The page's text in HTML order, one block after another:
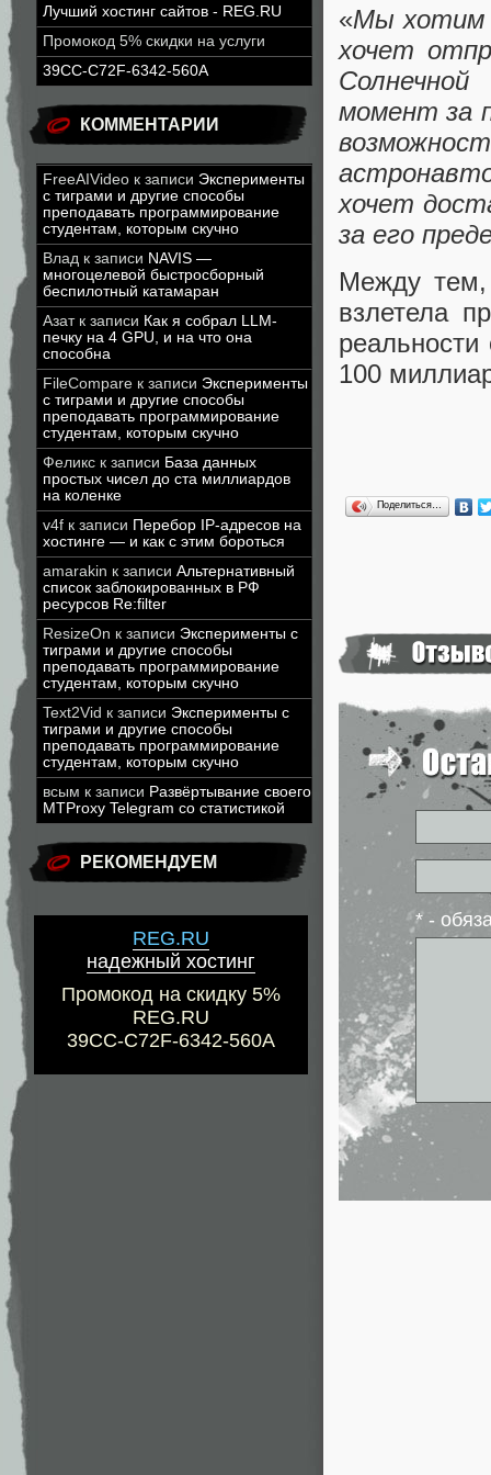
Лучший хостинг сайтов - REG.RU
Промокод 5% скидки на услуги
39CC-C72F-6342-560A
КОММЕНТАРИИ
FreeAIVideo к записи Эксперименты
с тиграми и другие способы
преподавать программирование
студентам, которым скучно
Влад к записи NAVIS —
многоцелевой быстросборный
беспилотный катамаран
Азатк записи Как я собрал LLM-
печку на 4 GPU, и на что она
способна
FileCompare к записи Эксперименты
с тиграми и другие способы
преподавать программирование
студентам, которым скучно
Феликс к записи База данных
простых чисел до ста миллиардов
на коленке
v4f к записи Перебор IP-адресов на
хостинге — и как с этим бороться
amarakin к записи Альтернативный
список заблокированных в РФ
ресурсов Re:filter
ResizeOn к записи Эксперименты с
тиграми и другие способы
преподавать программирование
студентам, которым скучно
Text2Vid к записи Эксперименты с
тиграми и другие способы
преподавать программирование
студентам, которым скучно
всым к записи Развёртывание своего
MTProxy Telegram со статистикой
РЕКОМЕНДУЕМ
REG.RU
надежный хостинг
Промокод на скидку 5%
REG.RU
39CC-C72F-6342-560A
«Мы хотим
хочет
момент за
хочет
за его
Между тем,
взлетела
100
Поделиться…
* -